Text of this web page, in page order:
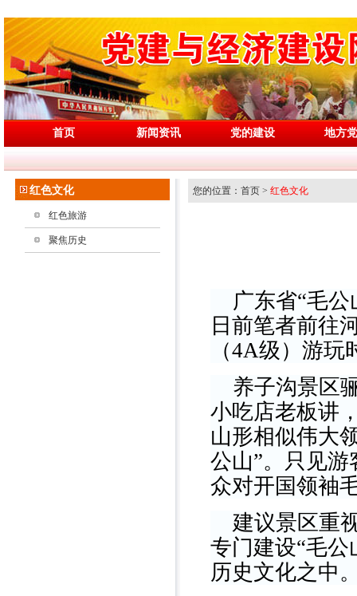
首页 新闻资讯 党的建设 地方
红色文化
红色旅游
聚焦历史
您的位置：首页 > 红色文化
广东省“毛公
日前笔者前往
（4A级）游
养子沟景区
小吃店老板讲
山形相似伟大
公山”。只见
众对开国领袖
建议景区重
专门建设“毛
历史文化之中